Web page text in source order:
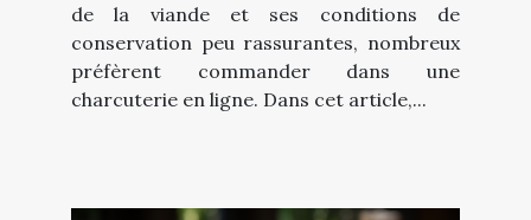
de la viande et ses conditions de
conservation peu rassurantes, nombreux
préfèrent commander dans une
charcuterie en ligne. Dans cet article,...